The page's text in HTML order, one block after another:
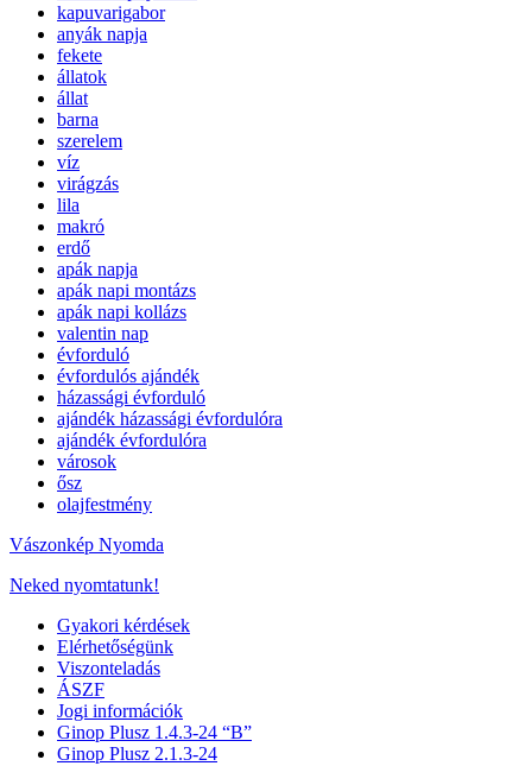
kapuvarigabor
anyák napja
fekete
állatok
állat
barna
szerelem
víz
virágzás
lila
makró
erdő
apák napja
apák napi montázs
apák napi kollázs
valentin nap
évforduló
évfordulós ajándék
házassági évforduló
ajándék házassági évfordulóra
ajándék évfordulóra
városok
ősz
olajfestmény
Vászonkép Nyomda
Neked nyomtatunk!
Gyakori kérdések
Elérhetőségünk
Viszonteladás
ÁSZF
Jogi információk
Ginop Plusz 1.4.3-24 “B”
Ginop Plusz 2.1.3-24